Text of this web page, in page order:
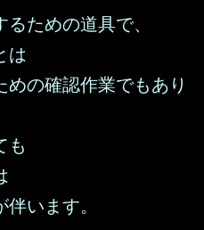
ための道具で、
は
めの確認作業でもあり
も
います。